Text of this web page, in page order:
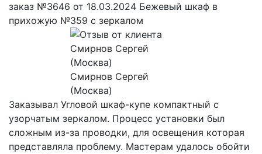
заказ №3646 от 18.03.2024 Бежевый шкаф в
прихожую №359 с зеркалом
Смирнов Сергей
(Москва)
Заказывал Угловой шкаф-купе компактный с
узорчатым зеркалом. Процесс установки был
сложным из-за проводки, для освещения которая
представляла проблему. Мастерам удалось обойти